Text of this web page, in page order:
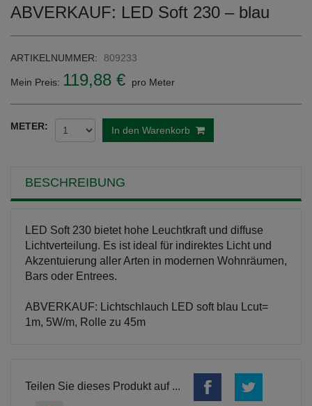
ABVERKAUF: LED Soft 230 – blau
ARTIKELNUMMER: 809233
Mein Preis: 119,88 € pro Meter
METER: In den Warenkorb
BESCHREIBUNG
LED Soft 230 bietet hohe Leuchtkraft und diffuse
Lichtverteilung. Es ist ideal für indirektes Licht und
Akzentuierung aller Arten in modernen Wohnräumen,
Bars oder Entrees.
ABVERKAUF: Lichtschlauch LED soft blau Lcut=
1m, 5W/m, Rolle zu 45m
Teilen Sie dieses Produkt auf ...